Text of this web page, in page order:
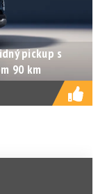
pickup s
90 km